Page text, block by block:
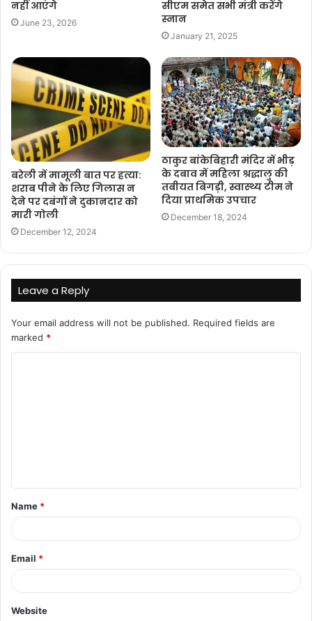
नहीं आएंगे
June 23, 2026
सीएम समेत सभी मंत्री करेंगे
स्नान
January 21, 2025
बरेली में मामूली बात पर हत्या:
शराब पीने के लिए गिलास न
देने पर दबंगों ने दुकानदार को
मारी गोली
December 12, 2024
ठाकुर बांकेबिहारी मंदिर में भीड़
के दबाव में महिला श्रद्धालु की
तबीयत बिगड़ी, स्वास्थ्य टीम ने
दिया प्राथमिक उपचार
December 18, 2024
Leave a Reply
Your email address will not be published. Required fields are
marked *
t
*
Name *
Email *
Website